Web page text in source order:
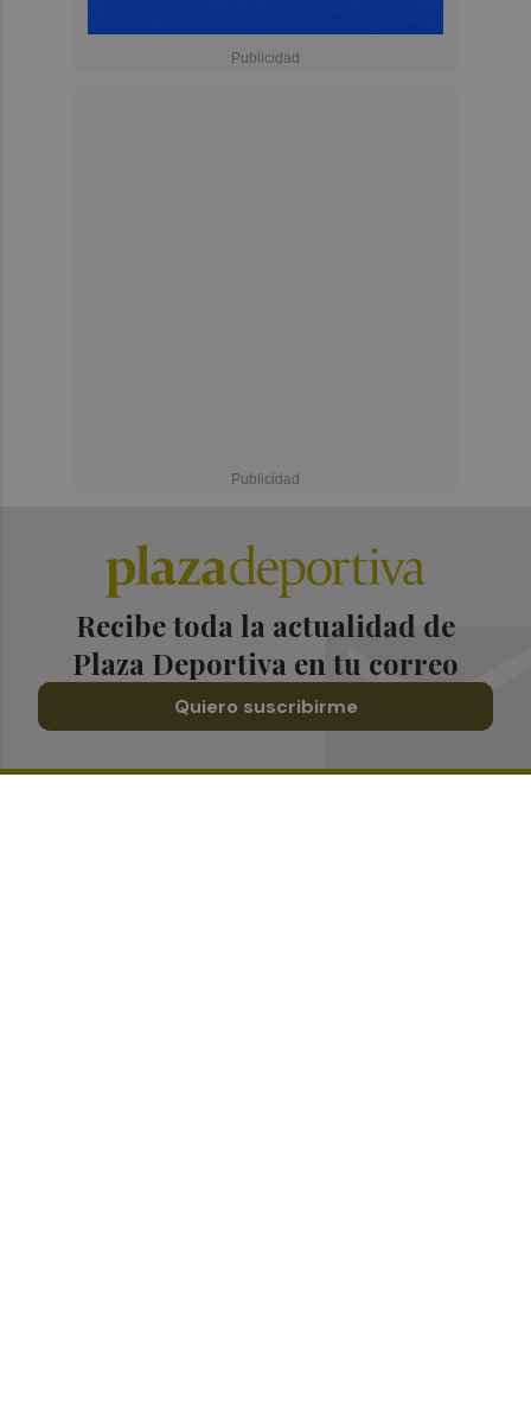
Recibe toda la actualidad de
Plaza Deportiva en tu correo
Quiero suscribirme